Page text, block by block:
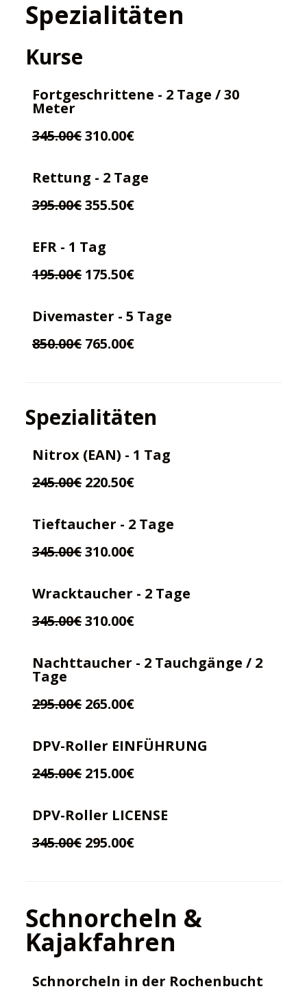
Spezialitäten
Kurse
Fortgeschrittene - 2 Tage / 30
Meter
345.00€310.00€
Rettung - 2 Tage
395.00€355.50€
EFR - 1 Tag
195.00€175.50€
Divemaster - 5 Tage
850.00€765.00€
Spezialitäten
Nitrox (EAN) - 1 Tag
245.00€220.50€
Tieftaucher - 2 Tage
345.00€310.00€
Wracktaucher - 2 Tage
345.00€310.00€
Nachttaucher - 2 Tauchgänge / 2
Tage
295.00€265.00€
DPV-Roller EINFÜHRUNG
245.00€215.00€
DPV-Roller LICENSE
345.00€295.00€
Schnorcheln &
Kajakfahren
Schnorcheln in der Rochenbucht